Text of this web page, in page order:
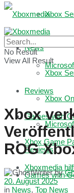
Xbox
Reviews
Games with
Xbox Game
Xboxmedia
News
Xbox
Xbox
Reviews
Games with
No Result
View All Result
Xbox
ROG
by
20. August 2025
in News, Top News